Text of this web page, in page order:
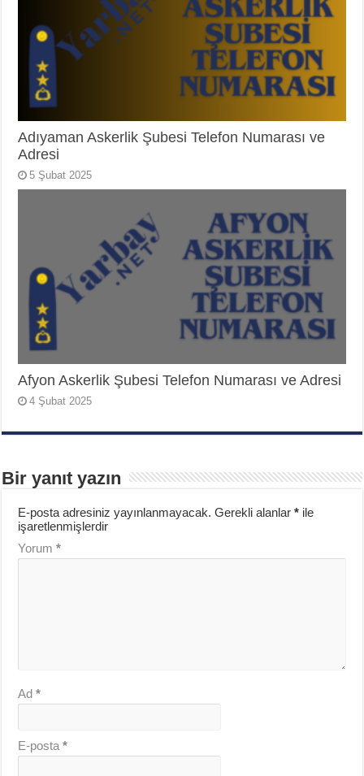
Adıyaman Askerlik Şubesi Telefon Numarası ve
Adresi
5 Şubat 2025
Afyon Askerlik Şubesi Telefon Numarası ve Adresi
4 Şubat 2025
Bir yanıt yazın
E-posta adresiniz yayınlanmayacak. Gerekli alanlar* ile
işaretlenmişlerdir
Yorum*
Ad*
E-posta*